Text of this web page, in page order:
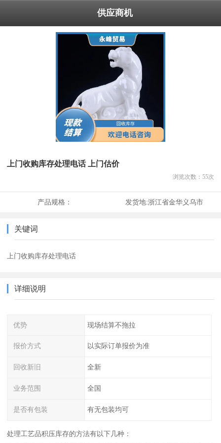
供应商机
上门收购库存处理电话 上门估价
浏览次数： 55次
产品规格： 发货地:浙江省金华义乌市
关键词
上门收购库存处理电话
详细说明
优势 现场结算不拖拉
报价方式 以实际订单报价为准
回收新旧 全新
业务范围 全国
是否有包装 有无包装均可
处理工艺品积压库存的方法有以下几种：